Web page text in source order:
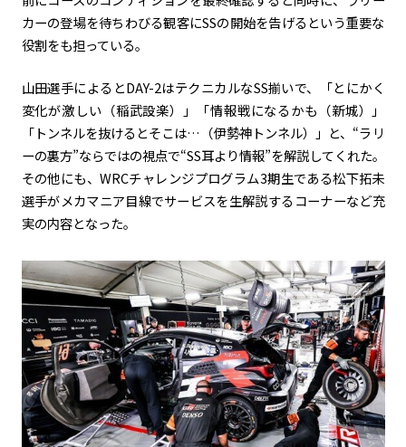
カーの登場を待ちわびる観客にSSの開始を告げるという重要な
役割をも担っている。
山田選手によるとDAY-2はテクニカルなSS揃いで、「とにかく
変化が激しい（稲武設楽）」「情報戦になるかも（新城）」
「トンネルを抜けるとそこは…（伊勢神トンネル）」と、“ラリ
ーの裏方”ならではの視点で“SS耳より情報”を解説してくれた。
その他にも、WRCチャレンジプログラム3期生である松下拓未
選手がメカマニア目線でサービスを生解説するコーナーなど充
実の内容となった。